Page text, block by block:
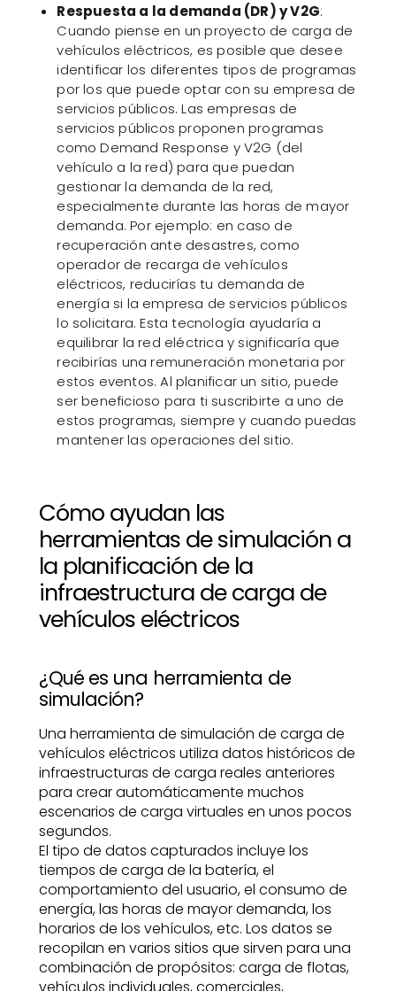
Respuesta a la demanda (DR) y V2G:
Cuando piense en un proyecto de carga de
vehículos eléctricos, es posible que desee
identificar los diferentes tipos de programas
por los que puede optar con su empresa de
servicios públicos. Las empresas de
servicios públicos proponen programas
como Demand Response y V2G (del
vehículo a la red) para que puedan
gestionar la demanda de la red,
especialmente durante las horas de mayor
demanda. Por ejemplo: en caso de
recuperación ante desastres, como
operador de recarga de vehículos
eléctricos, reducirías tu demanda de
energía si la empresa de servicios públicos
lo solicitara. Esta tecnología ayudaría a
equilibrar la red eléctrica y significaría que
recibirías una remuneración monetaria por
estos eventos. Al planificar un sitio, puede
ser beneficioso para ti suscribirte a uno de
estos programas, siempre y cuando puedas
mantener las operaciones del sitio.
Cómo ayudan las
herramientas de simulación a
la planificación de la
infraestructura de carga de
vehículos eléctricos
¿Qué es una herramienta de
simulación?
Una herramienta de simulación de carga de
vehículos eléctricos utiliza datos históricos de
infraestructuras de carga reales anteriores
para crear automáticamente muchos
escenarios de carga virtuales en unos pocos
segundos.
El tipo de datos capturados incluye los
tiempos de carga de la batería, el
comportamiento del usuario, el consumo de
energía, las horas de mayor demanda, los
horarios de los vehículos, etc. Los datos se
recopilan en varios sitios que sirven para una
combinación de propósitos: carga de flotas,
vehículos individuales, comerciales,